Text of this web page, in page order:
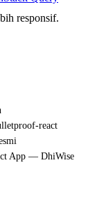
responsif.
react
App — DhiWise